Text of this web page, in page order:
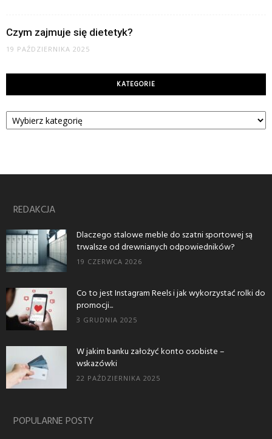
Czym zajmuje się dietetyk?
19 PAŹDZIERNIKA 2025
KATEGORIE
Kategorie
REDAKCJA
Dlaczego stalowe meble do szatni sportowej są
trwalsze od drewnianych odpowiedników?
19 CZERWCA 2026
Co to jest Instagram Reels i jak wykorzystać rolki do
promocji...
3 GRUDNIA 2025
W jakim banku założyć konto osobiste –
wskazówki
22 PAŹDZIERNIKA 2025
POPULARNE POSTY